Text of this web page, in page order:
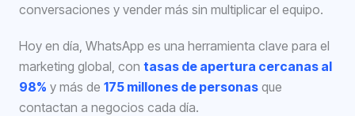
conversaciones y vender más sin multiplicar el equipo.
Hoy en día, WhatsApp es una herramienta clave para el
marketing global, con tasas de apertura cercanas al
98% y más de 175 millones de personas que
contactan a negocios cada día.